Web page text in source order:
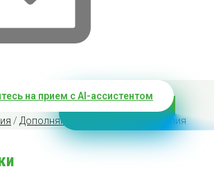
на прием с AI-ассистентом
/ Дополняющие услуги / БОС-терапия